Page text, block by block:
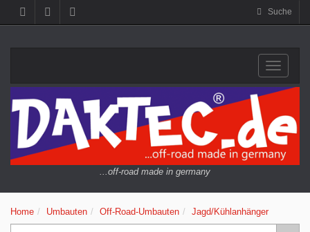
Suche
...off-road made in germany
Home Umbauten Off-Road-Umbauten Jagd/Kühlanhänger